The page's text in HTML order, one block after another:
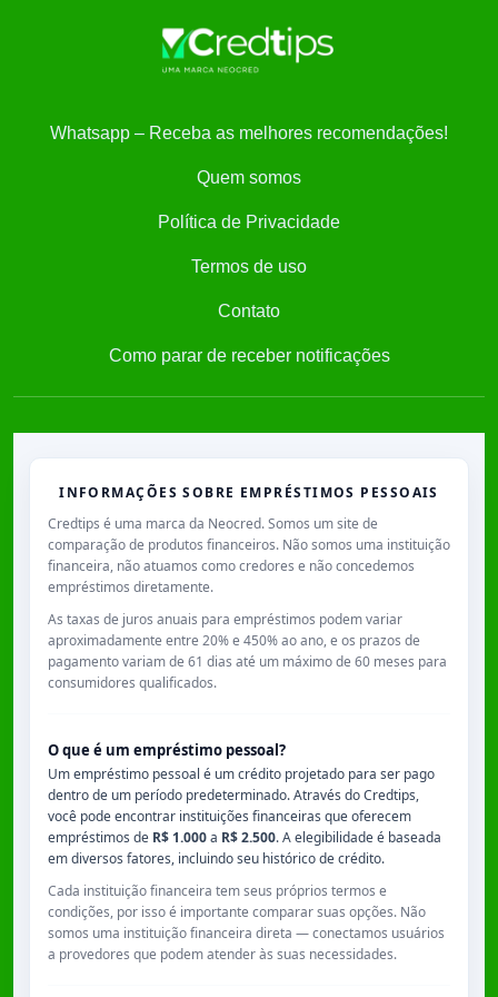
Whatsapp – Receba as melhores recomendações!
Quem somos
Política de Privacidade
Termos de uso
Contato
Como parar de receber notificações
INFORMAÇÕES SOBRE EMPRÉSTIMOS PESSOAIS
Credtips é uma marca da Neocred. Somos um site de
comparação de produtos financeiros. Não somos uma instituição
financeira, não atuamos como credores e não concedemos
empréstimos diretamente.
As taxas de juros anuais para empréstimos podem variar
aproximadamente entre 20% e 450% ao ano, e os prazos de
pagamento variam de 61 dias até um máximo de 60 meses para
consumidores qualificados.
O que é um empréstimo pessoal?
Um empréstimo pessoal é um crédito projetado para ser pago
dentro de um período predeterminado. Através do Credtips,
você pode encontrar instituições financeiras que oferecem
empréstimos de R$ 1.000a R$ 2.500. A elegibilidade é baseada
em diversos fatores, incluindo seu histórico de crédito.
Cada instituição financeira tem seus próprios termos e
condições, por isso é importante comparar suas opções. Não
somos uma instituição financeira direta — conectamos usuários
a provedores que podem atender às suas necessidades.